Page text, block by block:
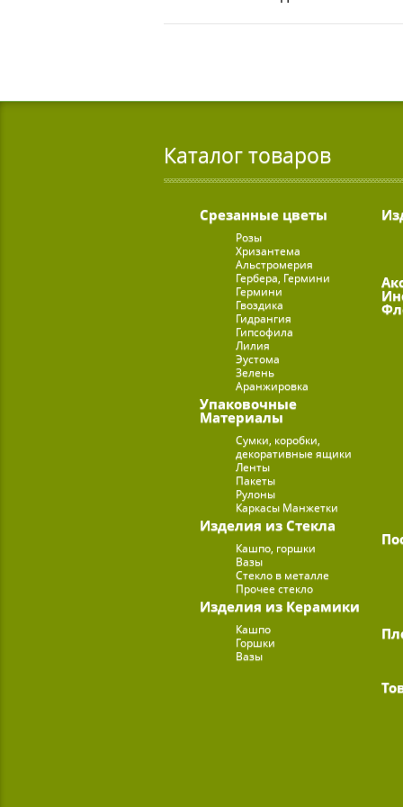
Каталог товаров
Срезанные цветы
Розы
Хризантема
Альстромерия
Гербера, Гермини
Гермини
Гвоздика
Гидрангия
Гипсофила
Лилия
Эустома
Зелень
Аранжировка
Упаковочные
Материалы
Сумки, коробки,
декоративные ящики
Ленты
Пакеты
Рулоны
Каркасы Манжетки
Изделия из Стекла
Кашпо, горшки
Вазы
Стекло в металле
Прочее стекло
Изделия из Керамики
Кашпо
Горшки
Вазы